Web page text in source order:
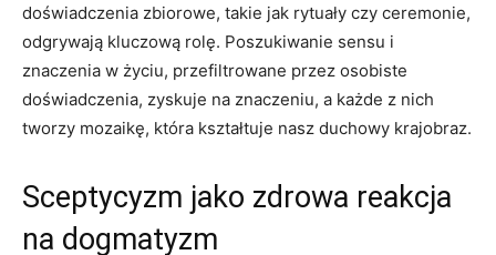
doświadczenia zbiorowe, takie ‍jak ‌rytuały ⁣czy ceremonie,
odgrywają kluczową rolę. Poszukiwanie sensu‌ i
znaczenia w życiu, przefiltrowane ⁢przez ⁣osobiste
doświadczenia, zyskuje na ​znaczeniu, a każde z ⁣nich
tworzy mozaikę, która kształtuje ‍nasz duchowy⁢ krajobraz.
Sceptycyzm jako zdrowa reakcja ​
na dogmatyzm